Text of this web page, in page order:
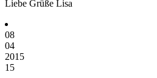
Liebe Grüße Lisa
08
04
2015
15